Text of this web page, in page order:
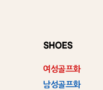
여성골프화
남성골프화